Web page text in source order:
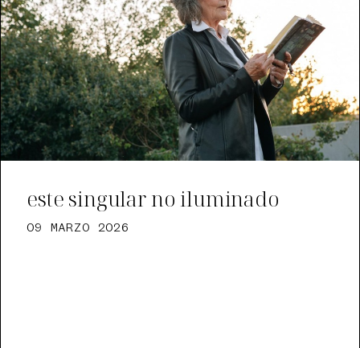
este singular no iluminado
09 MARZO 2026